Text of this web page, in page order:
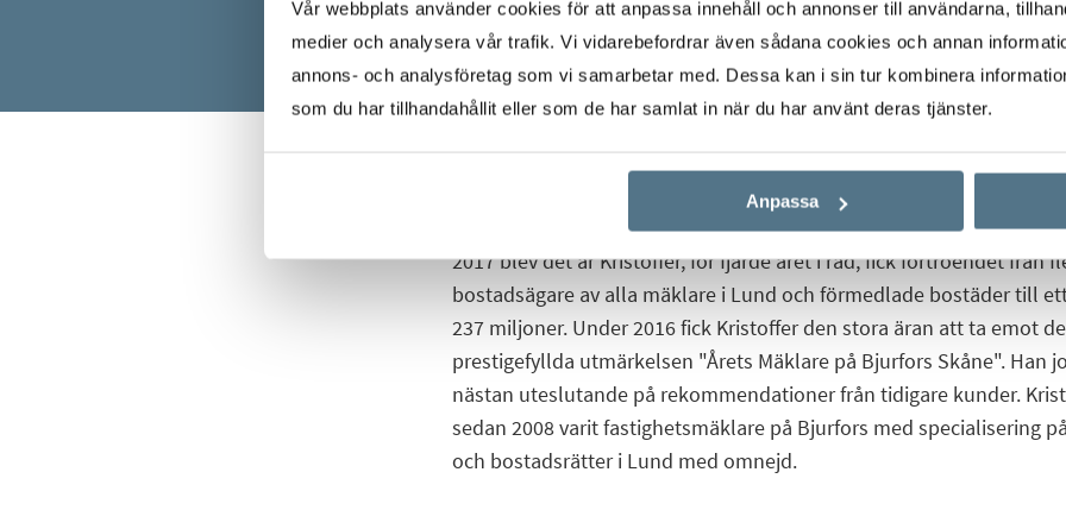
Vår webbplats använder cookies för att anpassa innehåll och annonser till användarna,
medier och analysera vår trafik. Vi vidarebefordrar även sådana cookies och annan
annons- och analysföretag som vi samarbetar med. Dessa kan i sin tur kombinera
som du har tillhandahållit eller som de har samlat in när du har använt deras tjänster.
Anpassa
Start Våra mäklare Kristoffer Cedergren
2017 blev det år Kristoffer, för fjärde året i rad, fick förtroendet från
bostadsägare av alla mäklare i Lund och förmedlade bostäder till
237 miljoner. Under 2016 fick Kristoffer den stora äran att ta emot
prestigefyllda utmärkelsen "Årets Mäklare på Bjurfors Skåne". Han
nästan uteslutande på rekommendationer från tidigare kunder.
sedan 2008 varit fastighetsmäklare på Bjurfors med specialisering
och bostadsrätter i Lund med omnejd.